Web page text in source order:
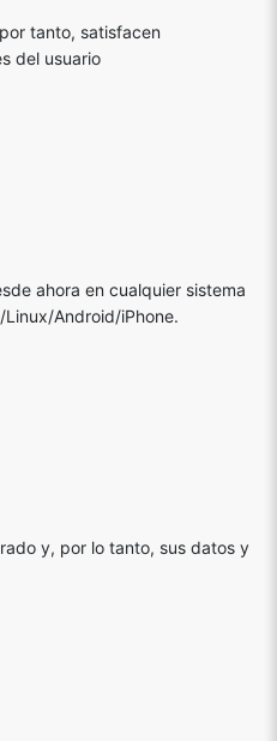
tanto, satisfacen
del usuario
Android/iPhone.
y, por lo tanto, sus datos y